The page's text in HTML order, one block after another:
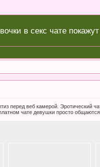
в секс чате
перед веб камерой.
чате девушки просто